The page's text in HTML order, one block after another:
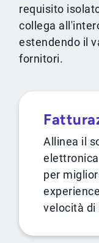
requisito
collega
estendendo il
fornitori.
Allinea il
per
velocità di